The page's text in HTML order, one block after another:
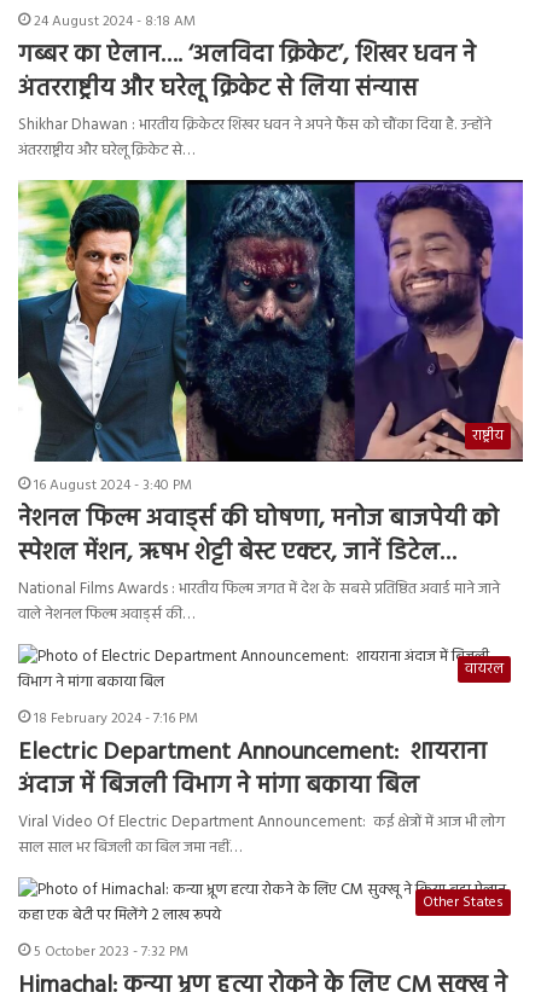
24 August 2024 - 8:18 AM
गब्बर का ऐलान…. ‘अलविदा क्रिकेट’, शिखर धवन ने
अंतरराष्ट्रीय और घरेलू क्रिकेट से लिया संन्यास
Shikhar Dhawan : भारतीय क्रिकेटर शिखर धवन ने अपने फैंस को चौंका दिया है. उन्होंने
अंतरराष्ट्रीय और घरेलू क्रिकेट से…
राष्ट्रीय
16 August 2024 - 3:40 PM
नेशनल फिल्म अवार्ड्स की घोषणा, मनोज बाजपेयी को
स्पेशल मेंशन, ऋषभ शेट्टी बेस्ट एक्टर, जानें डिटेल…
National Films Awards : भारतीय फिल्म जगत में देश के सबसे प्रतिष्ठित अवार्ड माने जाने
वाले नेशनल फिल्म अवार्ड्स की…
वायरल
18 February 2024 - 7:16 PM
Electric Department Announcement: शायराना
अंदाज में बिजली विभाग ने मांगा बकाया बिल
Viral Video Of Electric Department Announcement: कई क्षेत्रों में आज भी लोग
साल साल भर बिजली का बिल जमा नहीं…
Other States
5 October 2023 - 7:32 PM